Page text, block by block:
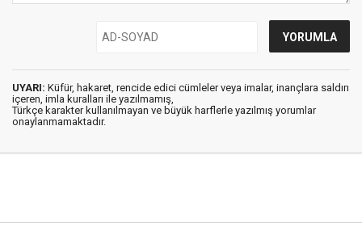
UYARI: Küfür, hakaret, rencide edici cümleler veya imalar, inançlara saldırı
içeren, imla kuralları ile yazılmamış,
Türkçe karakter kullanılmayan ve büyük harflerle yazılmış yorumlar
onaylanmamaktadır.